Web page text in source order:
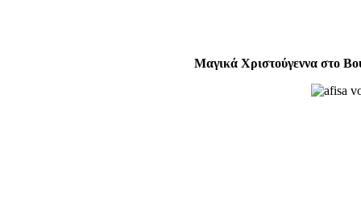
Μαγικά Χριστούγεννα στο